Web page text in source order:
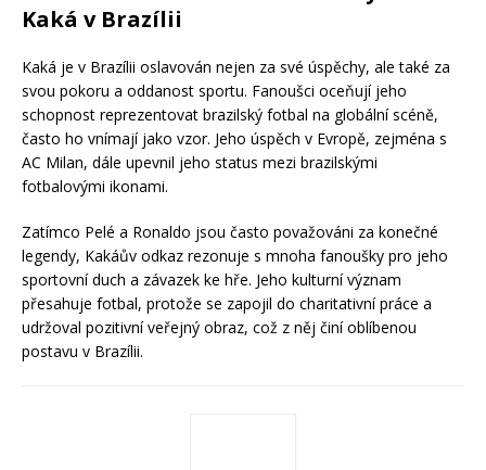
Kaká v Brazílii
Kaká je v Brazílii oslavován nejen za své úspěchy, ale také za
svou pokoru a oddanost sportu. Fanoušci oceňují jeho
schopnost reprezentovat brazilský fotbal na globální scéně,
často ho vnímají jako vzor. Jeho úspěch v Evropě, zejména s
AC Milan, dále upevnil jeho status mezi brazilskými
fotbalovými ikonami.
Zatímco Pelé a Ronaldo jsou často považováni za konečné
legendy, Kakáův odkaz rezonuje s mnoha fanoušky pro jeho
sportovní duch a závazek ke hře. Jeho kulturní význam
přesahuje fotbal, protože se zapojil do charitativní práce a
udržoval pozitivní veřejný obraz, což z něj činí oblíbenou
postavu v Brazílii.